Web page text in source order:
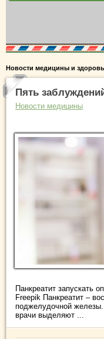
Новости медицины и
Пять
Новости медицины
Панкреатит запускать
Freepik Панкреатит –
поджелудочной железы.
врачи выделяют ...